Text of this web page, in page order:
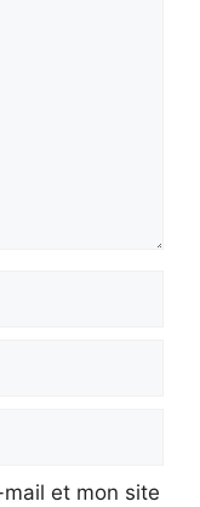
et mon site